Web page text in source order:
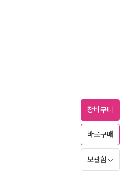
장바구니
바로구매
보관함